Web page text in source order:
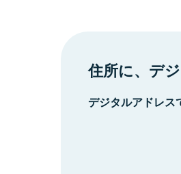
住所に、デ
デジタルアドレス